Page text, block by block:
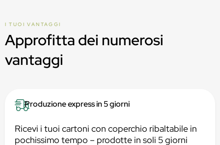
I TUOI VANTAGGI
Approfitta dei numerosi
vantaggi
Produzione express in 5 giorni
Ricevi i tuoi cartoni con coperchio ribaltabile in
pochissimo tempo – prodotte in soli 5 giorni